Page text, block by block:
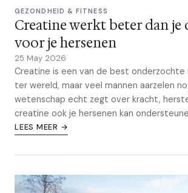
GEZONDHEID & FITNESS
Creatine werkt beter dan je
voor je hersenen
25 May 2026
Creatine is een van de best onderzochte
ter wereld, maar veel mannen aarzelen
wetenschap echt zegt over kracht,
creatine ook je hersenen kan
LEES MEER →